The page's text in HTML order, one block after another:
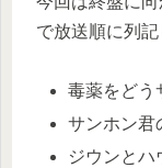
で放送順に列記
毒薬をどう
サンホン君
ジウンとハ